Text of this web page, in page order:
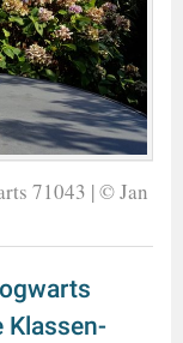
71043 | © Jan
Klassen-